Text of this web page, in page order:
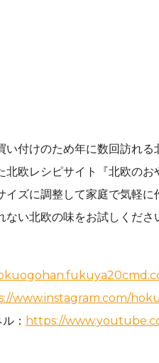
い付けのため年に数回訪れ
北欧レシピサイト『北欧の
イズに調整して家庭で気軽
い北欧の味をお試しくださ
www.instagram.com/
： https://